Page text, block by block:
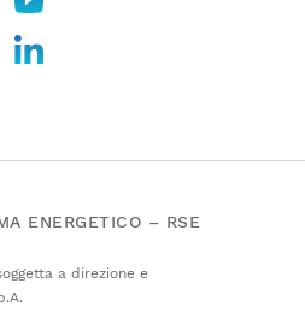
ENERGETICO – RSE
a direzione e